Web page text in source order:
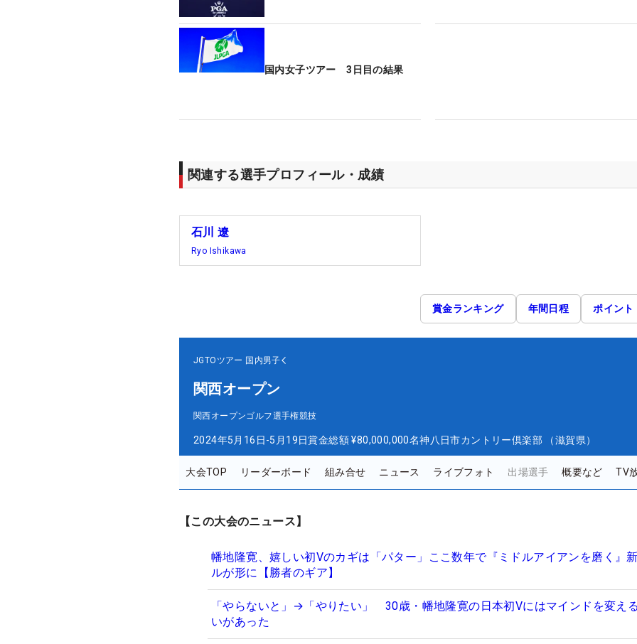
国内女子ツアー 3日目の結果
関連する選手プロフィール・成績
石川 遼
Ryo Ishikawa
賞金ランキング 年間日程 ポイント
JGTOツアー 国内男子
関西オープン
関西オープンゴルフ選手権競技
2024年5月16日-5月19日賞金総額 ¥80,000,000名神八日市カントリー倶楽部 （滋賀県）
大会TOP リーダーボード 組み合せ ニュース ライブフォト 出場選手 概要など TV
【この大会のニュース】
幡地隆寛、嬉しい初Vのカギは「パター」ここ数年で『ミドルアイアンを磨く』
ルが形に【勝者のギア】
「やらないと」→「やりたい」 30歳・幡地隆寛の日本初Vにはマインドを変え
いがあった